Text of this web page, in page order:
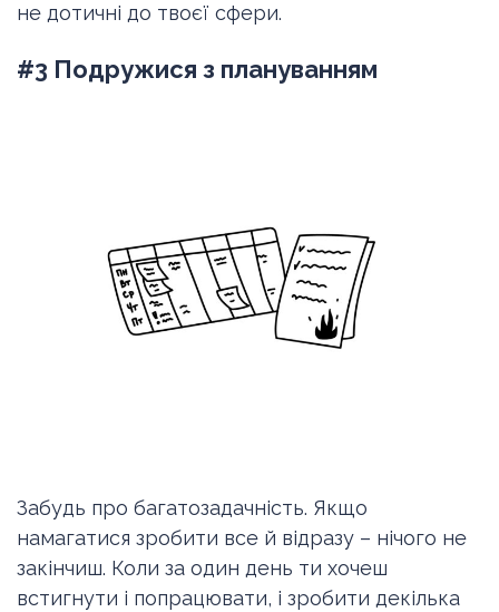
не дотичні до твоєї сфери.
#3 Подружися з плануванням
Забудь про багатозадачність. Якщо
намагатися зробити все й відразу – нічого не
закінчиш. Коли за один день ти хочеш
встигнути і попрацювати, і зробити декілька